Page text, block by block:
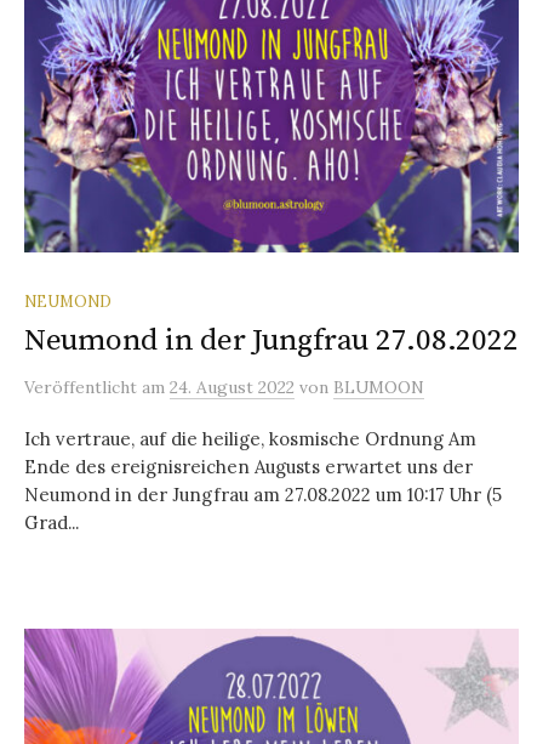
NEUMOND
Neumond in der Jungfrau 27.08.2022
Veröffentlicht am 24. August 2022 von BLUMOON
Ich vertraue, auf die heilige, kosmische Ordnung Am
Ende des ereignisreichen Augusts erwartet uns der
Neumond in der Jungfrau am 27.08.2022 um 10:17 Uhr (5
Grad...